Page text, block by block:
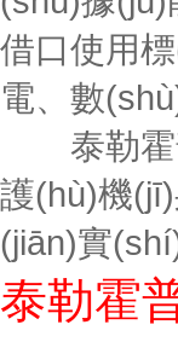
借口使用
電、數
泰勒霍普
護(hù)機
(jiān)實(shí)
泰勒霍